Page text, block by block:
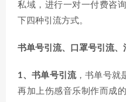
私域，进行一对一付费咨
下四种引流方式。
书单号引流、口罩号引流
1、书单号引流，书单号就
再加上伤感音乐制作而成